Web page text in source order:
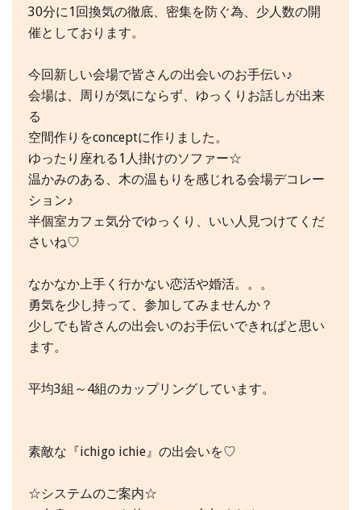
30分に1回換気の徹底、密集を防ぐ為、少人数の開
催としております。
今回新しい会場で皆さんの出会いのお手伝い♪
会場は、周りが気にならず、ゆっくりお話しが出来
る
空間作りをconceptに作りました。
ゆったり座れる1人掛けのソファー☆
温かみのある、木の温もりを感じれる会場デコレー
ション♪
半個室カフェ気分でゆっくり、いい人見つけてくだ
さいね♡
なかなか上手く行かない恋活や婚活。。。
勇気を少し持って、参加してみませんか？
少しでも皆さんの出会いのお手伝いできればと思い
ます。
平均3組～4組のカップリングしています。
素敵な『ichigo ichie』の出会いを♡
☆システムのご案内☆